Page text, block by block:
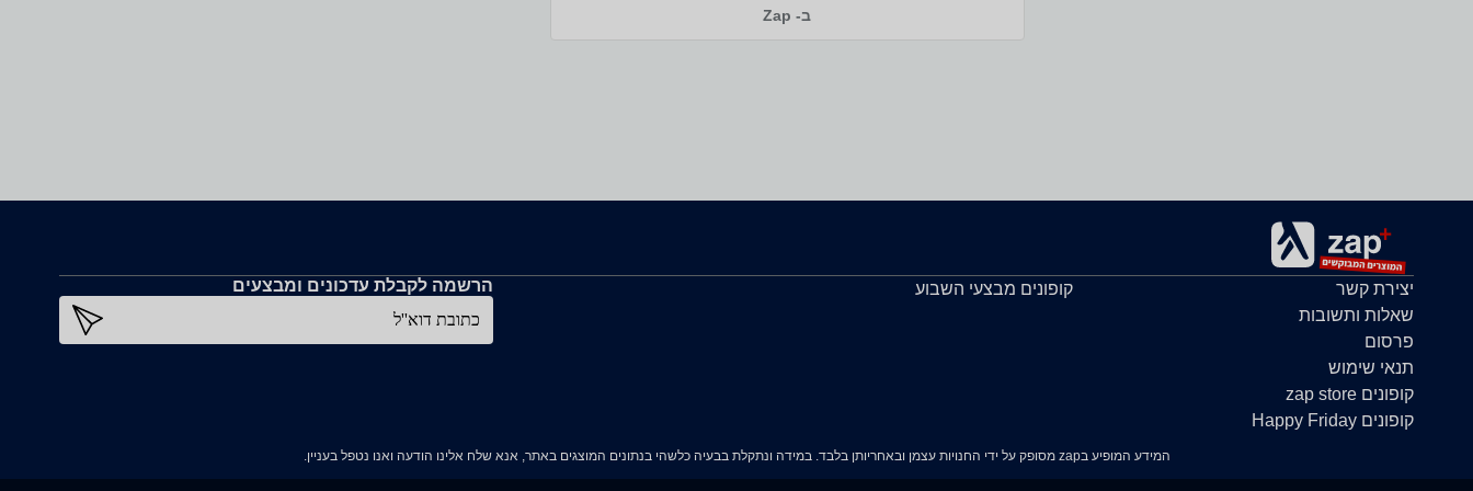
ב- Zap
יצירת קשר
שאלות ותשובות
פרסום
תנאי שימוש
קופונים zap store
קופונים Happy Friday
קופונים מבצעי השבוע
הרשמה לקבלת עדכונים ומבצעים
כתובת דוא''ל
המידע המופיע בzap מסופק על ידי החנויות עצמן ובאחריותן בלבד. במידה ונתקלת בבעיה כלשהי בנתונים המוצגים באתר, אנא שלח אלינו הודעה ואנו נטפל בעניין.